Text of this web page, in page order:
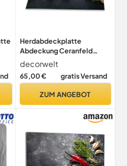
Herdabdeckplatte
Abdeckung Ceranfeld
Abdeckplatte
Schneidebrett 1-Teilig
90x52 Gewürze Mehrfarbig
Ceranfeldabdeckung
decorwelt
65,00 € gratis Versand
ZUM ANGEBOT